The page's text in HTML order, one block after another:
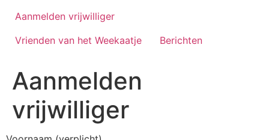
Aanmelden vrijwilliger
Vrienden van het Weekaatje
Berichten
Aanmelden
vrijwilliger